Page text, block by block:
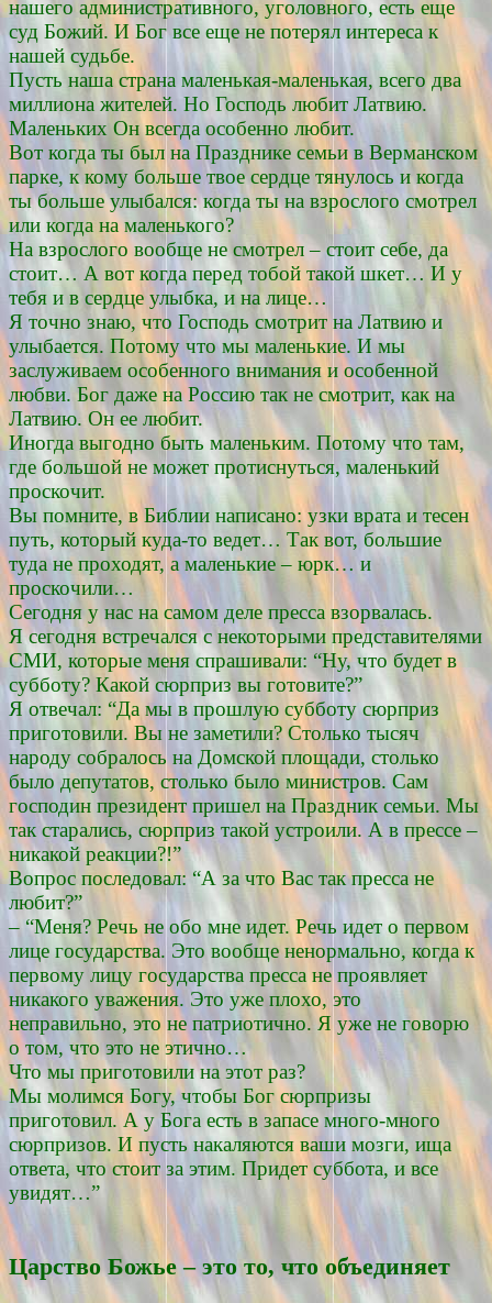
нашего административного, уголовного, есть еще
суд Божий. И Бог все еще не потерял интереса к
нашей судьбе.
Пусть наша страна маленькая-маленькая, всего два
миллиона жителей. Но Господь любит Латвию.
Маленьких Он всегда особенно любит.
Вот когда ты был на Празднике семьи в Верманском
парке, к кому больше твое сердце тянулось и когда
ты больше улыбался: когда ты на взрослого смотрел
или когда на маленького?
На взрослого вообще не смотрел – стоит себе, да
стоит… А вот когда перед тобой такой шкет… И у
тебя и в сердце улыбка, и на лице…
Я точно знаю, что Господь смотрит на Латвию и
улыбается. Потому что мы маленькие. И мы
заслуживаем особенного внимания и особенной
любви. Бог даже на Россию так не смотрит, как на
Латвию. Он ее любит.
Иногда выгодно быть маленьким. Потому что там,
где большой не может протиснуться, маленький
проскочит.
Вы помните, в Библии написано: узки врата и тесен
путь, который куда-то ведет… Так вот, большие
туда не проходят, а маленькие – юрк… и
проскочили…
Сегодня у нас на самом деле пресса взорвалась.
Я сегодня встречался с некоторыми представителями
СМИ, которые меня спрашивали: “Ну, что будет в
субботу? Какой сюрприз вы готовите?”
Я отвечал: “Да мы в прошлую субботу сюрприз
приготовили. Вы не заметили? Столько тысяч
народу собралось на Домской площади, столько
было депутатов, столько было министров. Сам
господин президент пришел на Праздник семьи. Мы
так старались, сюрприз такой устроили. А в прессе –
никакой реакции?!”
Вопрос последовал: “А за что Вас так пресса не
любит?”
– “Меня? Речь не обо мне идет. Речь идет о первом
лице государства. Это вообще ненормально, когда к
первому лицу государства пресса не проявляет
никакого уважения. Это уже плохо, это
неправильно, это не патриотично. Я уже не говорю
о том, что это не этично…
Что мы приготовили на этот раз?
Мы молимся Богу, чтобы Бог сюрпризы
приготовил. А у Бога есть в запасе много-много
сюрпризов. И пусть накаляются ваши мозги, ища
ответа, что стоит за этим. Придет суббота, и все
увидят…”
Царство Божье – это то, что объединяет